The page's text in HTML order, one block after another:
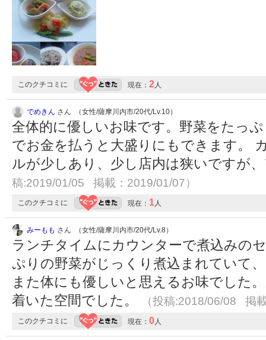
このクチコミに 現在： 2人
でめきん さん （女性/薩摩川内市/20代/Lv.10）
全体的に優しいお味です。野菜をたっ
でお金を払うと大盛りにもできます。
ルが少しあり、少し店内は狭いですが
稿:2019/01/05 掲載：2019/01/07）
このクチコミに 現在： 1人
みーもも さん （女性/薩摩川内市/20代/Lv.8）
ランチタイムにカウンターで煮込みの
ぷりの野菜がじっくり煮込まれていて
また体にも優しいと思えるお味でした
着いた空間でした。
（投稿:2018/06/08 掲
このクチコミに 現在： 0人